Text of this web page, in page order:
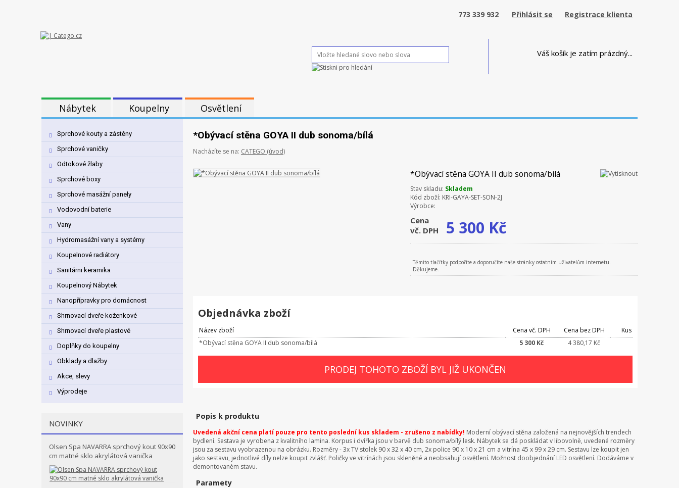
Přihlásit se Registrace klienta
773 339 932
Nábytek Koupelny Osvětlení
Váš košík je zatím prázdný...
Sprchové kouty a zástěny
Sprchové vaničky
Odtokové žlaby
Sprchové boxy
Sprchové masážní panely
Vodovodní baterie
Vany
Hydromasážní vany a systémy
Koupelnové radiátory
Sanitárni keramika
Koupelnový Nábytek
Nanopřípravky pro domácnost
Shrnovací dveře koženkové
Shrnovací dveře plastové
Doplňky do koupelny
Obklady a dlažby
Akce, slevy
Výprodeje
NOVINKY
Olsen Spa NAVARRA sprchový kout 90x90
cm matné sklo akrylátová vanička
*Obývací stěna GOYA II dub sonoma/bílá
Nacházíte se na: CATEGO (úvod)
*Obývací stěna GOYA II dub sonoma/bílá
Stav skladu: Skladem
Kód zboží: KRI-GAYA-SET-SON-2J
Výrobce:
Cena
vč. DPH
5 300 Kč
Těmito tlačítky podpoříte a doporučíte naše stránky ostatním uživatelům internetu.
Děkujeme.
Objednávka zboží
Název zboží Cena vč. DPH Cena bez DPH
Kus
*Obývací stěna GOYA II dub sonoma/bílá
5 300 Kč 4 380,17 Kč
PRODEJ TOHOTO ZBOŽÍ BYL JIŽ UKONČEN
Popis k produktu
Uvedená akční cena platí pouze pro tento poslední kus skladem - zrušeno z nabídky! Moderní obývací stěna založená na nejnovějších trendech
bydlení. Sestava je vyrobena z kvalitního lamina. Korpus i dvířka jsou v barvě dub sonoma/bílý lesk. Nábytek se dá poskládat v libovolně, uvedené rozměry
jsou za sestavu vyobrazenou na obrázku. Rozměry - 3x TV stolek 90 x 32 x 40 cm, 2x police 90 x 10 x 21 cm a vitrína 45 x 99 x 29 cm. Sestavu lze koupit jen
jako sestavu, jednotlivé díly nelze koupit zvlášť. Poličky ve vitrínách jsou skleněné a neobsahují osvětlení. Možnost doobjednání LED osvětlení. Dodáváme v
demontovaném stavu.
Paramety